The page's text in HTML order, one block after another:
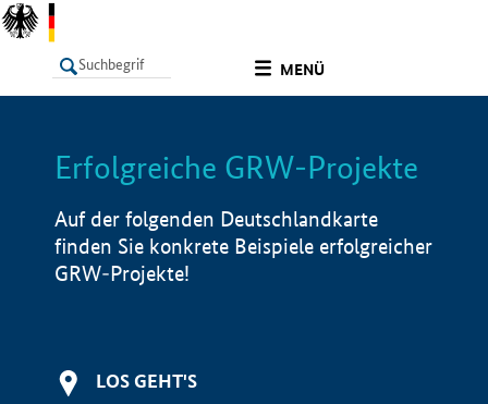
MENÜ
LISTE Info
Erfolgreiche GRW-Projekte
Auf der folgenden Deutschlandkarte
finden Sie konkrete Beispiele erfolgreicher
GRW-Projekte!
LOS GEHT'S